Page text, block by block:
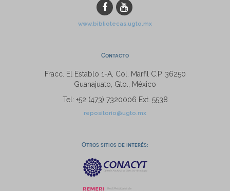
www.bibliotecas.ugto.mx
Contacto
Fracc. El Establo 1-A, Col. Marfil C.P. 36250
Guanajuato, Gto., México
Tel: +52 (473) 7320006 Ext. 5538
repositorio@ugto.mx
Otros sitios de interés: